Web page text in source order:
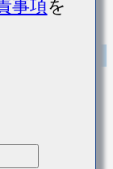
樹脂外部
事項を